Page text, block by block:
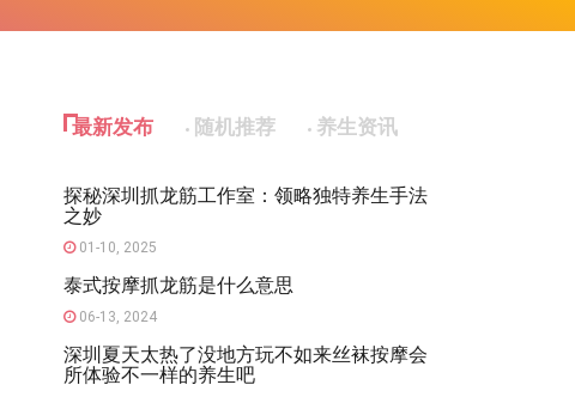
最新发布 随机推荐 养生资讯
探秘深圳抓龙筋工作室：领略独特养生手法
之妙
01-10, 2025
泰式按摩抓龙筋是什么意思
06-13, 2024
深圳夏天太热了没地方玩不如来丝袜按摩会
所体验不一样的养生吧